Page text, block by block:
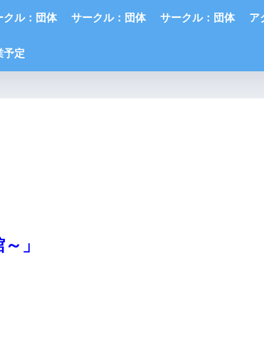
クル：団体 サークル：団体 サークル：団体 ア
予定
」